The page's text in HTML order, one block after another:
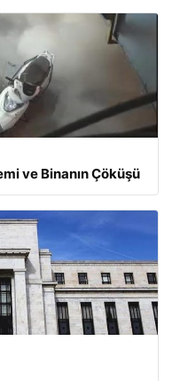
ve Binanın Çöküşü